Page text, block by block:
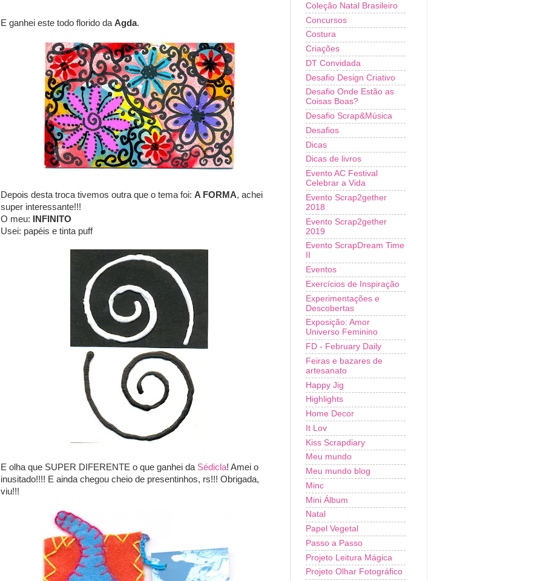
E ganhei este todo florido da Agda.
Depois desta troca tivemos outra que o tema foi: A FORMA, achei
super interessante!!!
O meu:
INFINITO
Usei: papéis e tinta puff
E olha que SUPER DIFERENTE o que ganhei da Sédicla! Amei o
inusitado!!!! E ainda chegou cheio de presentinhos, rs!!! Obrigada,
viu!!!
Coleção Natal Brasileiro
Concursos
Costura
Criações
DT Convidada
Desafio Design Criativo
Desafio Onde Estão as
Coisas Boas?
Desafio Scrap&Música
Desafios
Dicas
Dicas de livros
Evento AC Festival
Celebrar a Vida
Evento Scrap2gether
2018
Evento Scrap2gether
2019
Evento ScrapDream Time
Eventos
Exercícios de Inspiração
Experimentações e
Descobertas
Exposição: Amor
Universo Feminino
FD - February Daily
Feiras e bazares de
artesanato
Happy Jig
Highlights
Home Decor
It Lov
Kiss Scrapdiary
Meu mundo
Meu mundo blog
Minc
Mini Álbum
Natal
Papel Vegetal
Passo a Passo
Projeto Leitura Mágica
Projeto Olhar Fotográfico